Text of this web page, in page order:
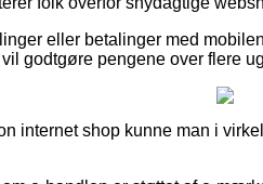
eller betalinger med
godtgøre pengene over flere
internet shop kunne man i